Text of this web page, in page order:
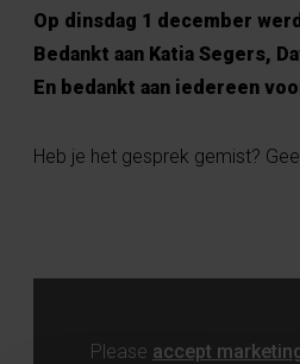
Op dinsdag 1 december
Bedankt aan Katia Segers,
En bedankt aan iedereen
Heb je het gesprek gemist?
Please accept